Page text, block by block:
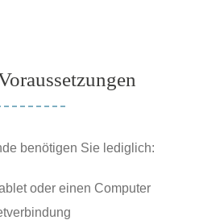
benötigen Sie lediglich:
oder einen Computer